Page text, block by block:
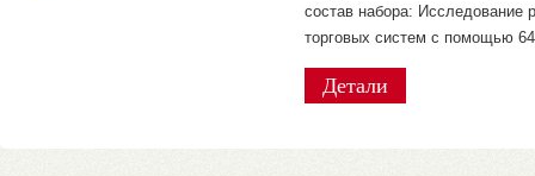
состав набора: Исследование
торговых систем с помощью
Детали
Детали
Детали